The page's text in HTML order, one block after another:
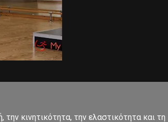
κινητικότητα, την ελαστικότητα και